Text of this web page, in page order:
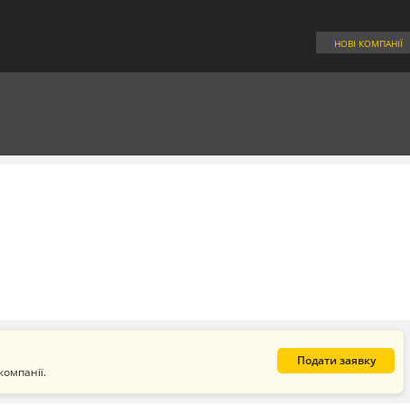
НОВІ КОМПАНІЇ
Подати заявку